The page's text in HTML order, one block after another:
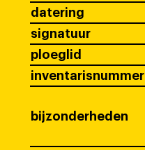
datering
signatuur
ploeglid
inventarisnummer
bijzonderheden